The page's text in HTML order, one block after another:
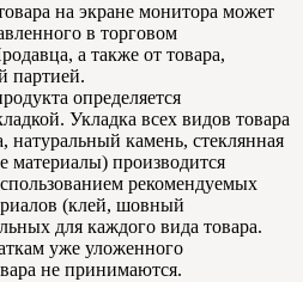
на экране монитора может
в торговом
а также от товара,
партией.
определяется
Укладка всех видов товара
натуральный камень, стеклянная
материалы) производится
рекомендуемых
(клей, шовный
для каждого вида товара.
уже уложенного
не принимаются.